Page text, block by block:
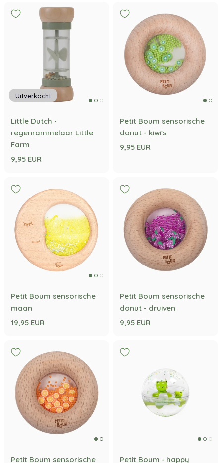
Uitverkocht
Little Dutch -
regenrammelaar Little
Farm
9,95 EUR
Petit Boum sensorische
donut - kiwi's
9,95 EUR
Petit Boum sensorische
maan
19,95 EUR
Petit Boum sensorische
donut - druiven
9,95 EUR
Petit Boum sensorische
Petit Boum - happy